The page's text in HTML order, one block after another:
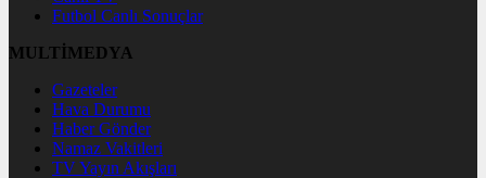
Futbol Canlı Sonuçlar
MULTİMEDYA
Gazeteler
Hava Durumu
Haber Gönder
Namaz Vakitleri
TV Yayın Akışları